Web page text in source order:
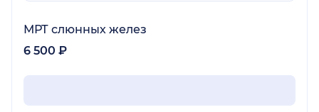
МРТ слюнных желез
6 500 ₽